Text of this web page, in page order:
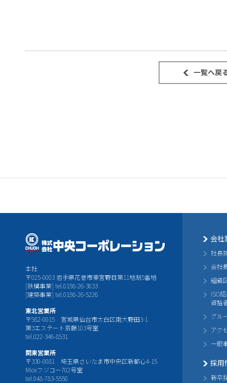
本社
〒025-0003 岩手県花巻市東宮野目第11地割5番地
[鉄構事業] tel.0198-26-3033
[建築事業] tel.0198-26-5226
東北営業所
〒982-0015 宮城県仙台市太白区南大野田3-1
第3エステート斎藤103号室
tel.022-346-8531
関東営業所
〒330-0081 埼玉県さいたま市中央区新都心4-15
Mioxフジコー702号室
tel.048-783-5550
会社
社長
会社
組織
ISO
資格
グル
アク
一般
採用
新卒